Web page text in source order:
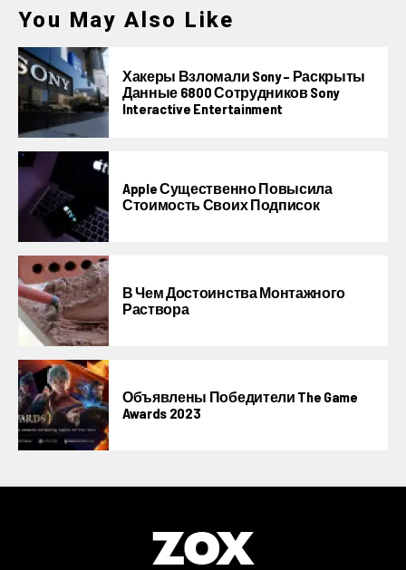
You May Also Like
Хакеры Взломали Sony – Раскрыты
Данные 6800 Сотрудников Sony
Interactive Entertainment
Apple Существенно Повысила
Стоимость Своих Подписок
В Чем Достоинства Монтажного
Раствора
Объявлены Победители The Game
Awards 2023